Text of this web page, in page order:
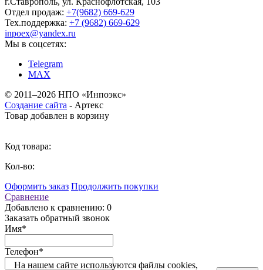
Отдел продаж: +7(9682) 669-629
Тех.поддержка: +7 (9682) 669-629
inpoex@yandex.ru
Мы в соцсетях:
Telegram
MAX
© 2011–2026 НПО «Инпоэкс»
Создание сайта - Артекс
Товар добавлен в корзину
Код товара:
Кол-во:
Оформить заказ Продолжить покупки
Сравнение
Добавлено к сравнению: 0
Заказать обратный звонок
Имя*
Телефон*
На нашем сайте используются файлы cookies,